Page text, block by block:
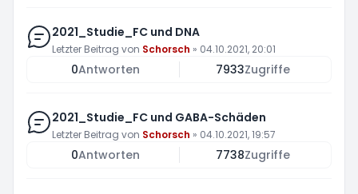
2021_Studie_FC und DNA
Letzter Beitrag von Schorsch » 04.10.2021, 20:01
0Antworten 7933Zugriffe
2021_Studie_FC und GABA-Schäden
Letzter Beitrag von Schorsch » 04.10.2021, 19:57
0Antworten 7738Zugriffe